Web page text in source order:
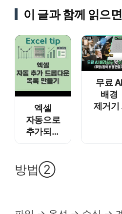
이 글과 함께 읽으
엑셀
자동으로
추가되는
드롭다운
만들기
무료 AI
배경
제거기
방법②